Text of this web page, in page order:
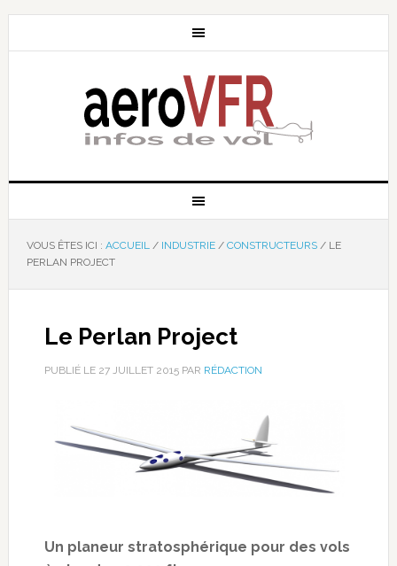
VOUS ÊTES ICI : ACCUEIL / INDUSTRIE / CONSTRUCTEURS /LE
PERLAN PROJECT
Le Perlan Project
PUBLIÉ LE 27 JUILLET 2015PAR RÉDACTION
Un planeur stratosphérique pour des vols